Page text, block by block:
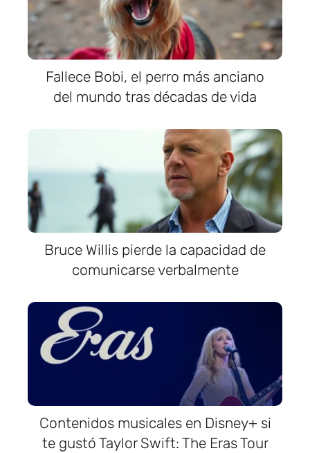
Fallece Bobi, el perro más anciano
del mundo tras décadas de vida
Bruce Willis pierde la capacidad de
comunicarse verbalmente
Contenidos musicales en Disney+ si
te gustó Taylor Swift: The Eras Tour